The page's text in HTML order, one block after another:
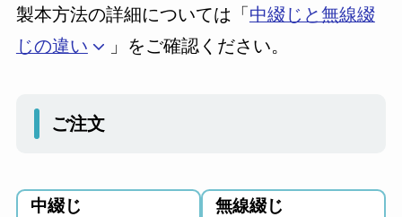
製本方法の詳細については「 中綴じと無線綴
じの違い
」をご確認ください。
ご注文
中綴じ 無線綴じ